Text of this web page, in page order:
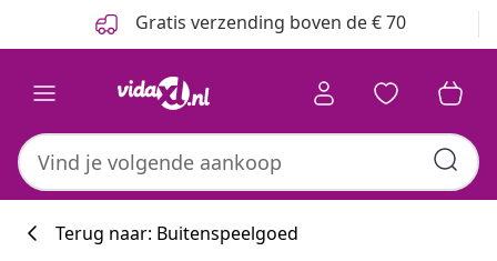
Gratis verzending boven de € 70
Terug naar: Buitenspeelgoed